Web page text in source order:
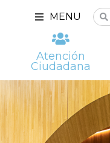
MENU
Atención
Ciudadana